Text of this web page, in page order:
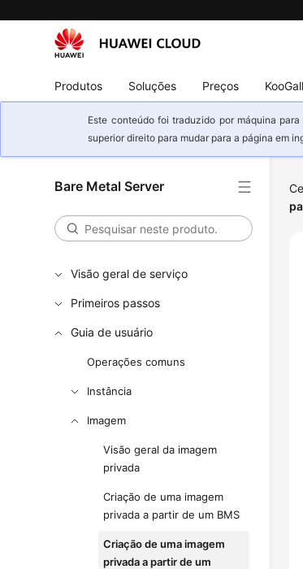
Produtos Soluções Preços
Este conteúdo foi traduzido por máquina
superior direito para mudar para a página em
Bare Metal Server
Visão geral de serviço
Primeiros passos
Guia de usuário
Operações comuns
Instância
Imagem
Visão geral da imagem
privada
Criação de uma imagem
privada a partir de um BMS
Criação de uma imagem
privada a partir de um